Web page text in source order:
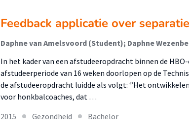
Feedback applicatie over
In het kader van een afstudeeropdracht binnen de
afstudeerperiode van 16 weken doorlopen op de
de afstudeeropdracht luidde als volgt: ‘’Het
voor honkbalcoaches, dat …
2015
Gezondheid Bachelor